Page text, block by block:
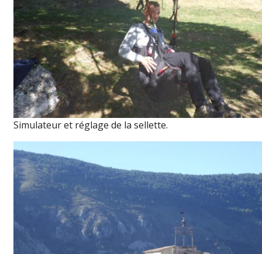
Simulateur et réglage de la sellette.